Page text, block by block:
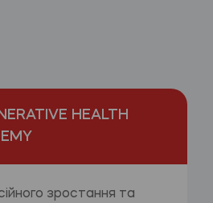
HEALTH
зростання та